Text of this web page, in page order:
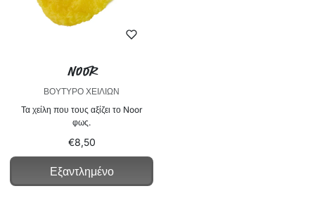
Noor
ΒΟΎΤΥΡΟ ΧΕΙΛΙΏΝ
Τα χείλη που τους αξίζει το Noor
φως.
€8,50
Εξαντλημένο